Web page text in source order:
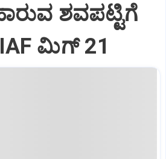
ಶವಪಟ್ಟಿಗೆ
ಮಿಗ್‌ 21